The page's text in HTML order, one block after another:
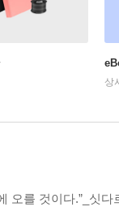
상
오를 것이다.”_싯